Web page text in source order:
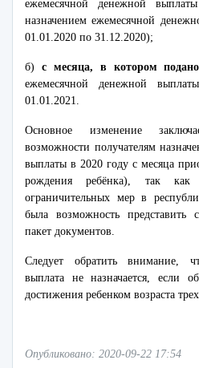
ежемесячной денежной
назначением ежемесячной
01.01.2020 по 31.12.2020);
б) с месяца, в котором
ежемесячной денежной
01.01.2021.
Основное изменение
возможности получателям
выплаты в 2020 году с месяца
рождения ребёнка), так
ограничительных мер в
была возможность представить
пакет документов.
Следует обратить внимание,
выплата не назначается, если
достижения ребенком возраста
Опубликовано: 2020-09-22 17:54